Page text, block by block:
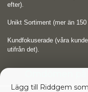
efter).
Unikt Sortiment (mer än
Kundfokuserade (våra
utifrån det).
Omdömen
Lägg till Riddgem